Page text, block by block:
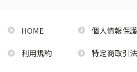
HOME 個人情報保
利用規約 特定商取引